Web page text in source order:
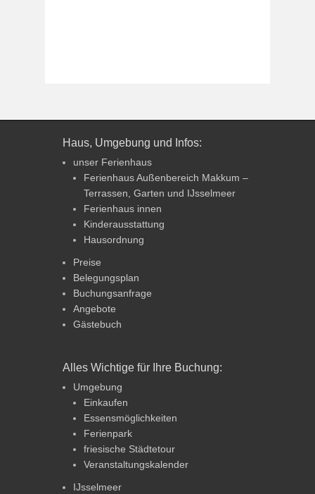
Haus, Umgebung und Infos:
unser Ferienhaus
Ferienhaus Außenbereich Makkum –
Terrassen, Garten und IJsselmeer
Ferienhaus innen
Kinderausstattung
Hausordnung
Preise
Belegungsplan
Buchungsanfrage
Angebote
Gästebuch
Alles Wichtige für Ihre Buchung:
Umgebung
Einkaufen
Essensmöglichkeiten
Ferienpark
friesische Städtetour
Veranstaltungskalender
IJsselmeer